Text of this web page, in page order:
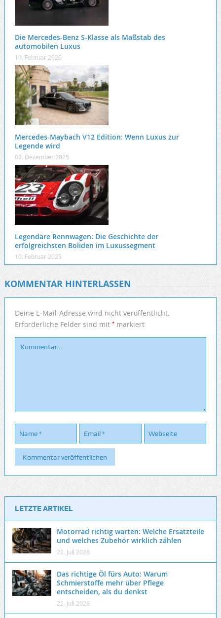
Die Mercedes-Benz S-Klasse als Maßstab des
automobilen Luxus
10. Februar 2026
Mercedes-Maybach V12 Edition: Wenn Luxus zur
Legende wird
02. Dezember 2025
Legendäre Rennwagen: Die Geschichte der
erfolgreichsten Boliden im Luxussegment
10. Februar 2025
KOMMENTAR HINTERLASSEN
Deine E-Mail-Adresse wird nicht veröffentlicht.
Erforderliche Felder sind mit *markiert
LETZTE ARTIKEL
Motorrad richtig warten: Welche Ersatzteile
und welches Zubehör wirklich zählen
22. Juli 2026
Das richtige Öl fürs Auto: Warum
Schmierstoffe mehr über Pflege
entscheiden, als du denkst
22. Juli 2026